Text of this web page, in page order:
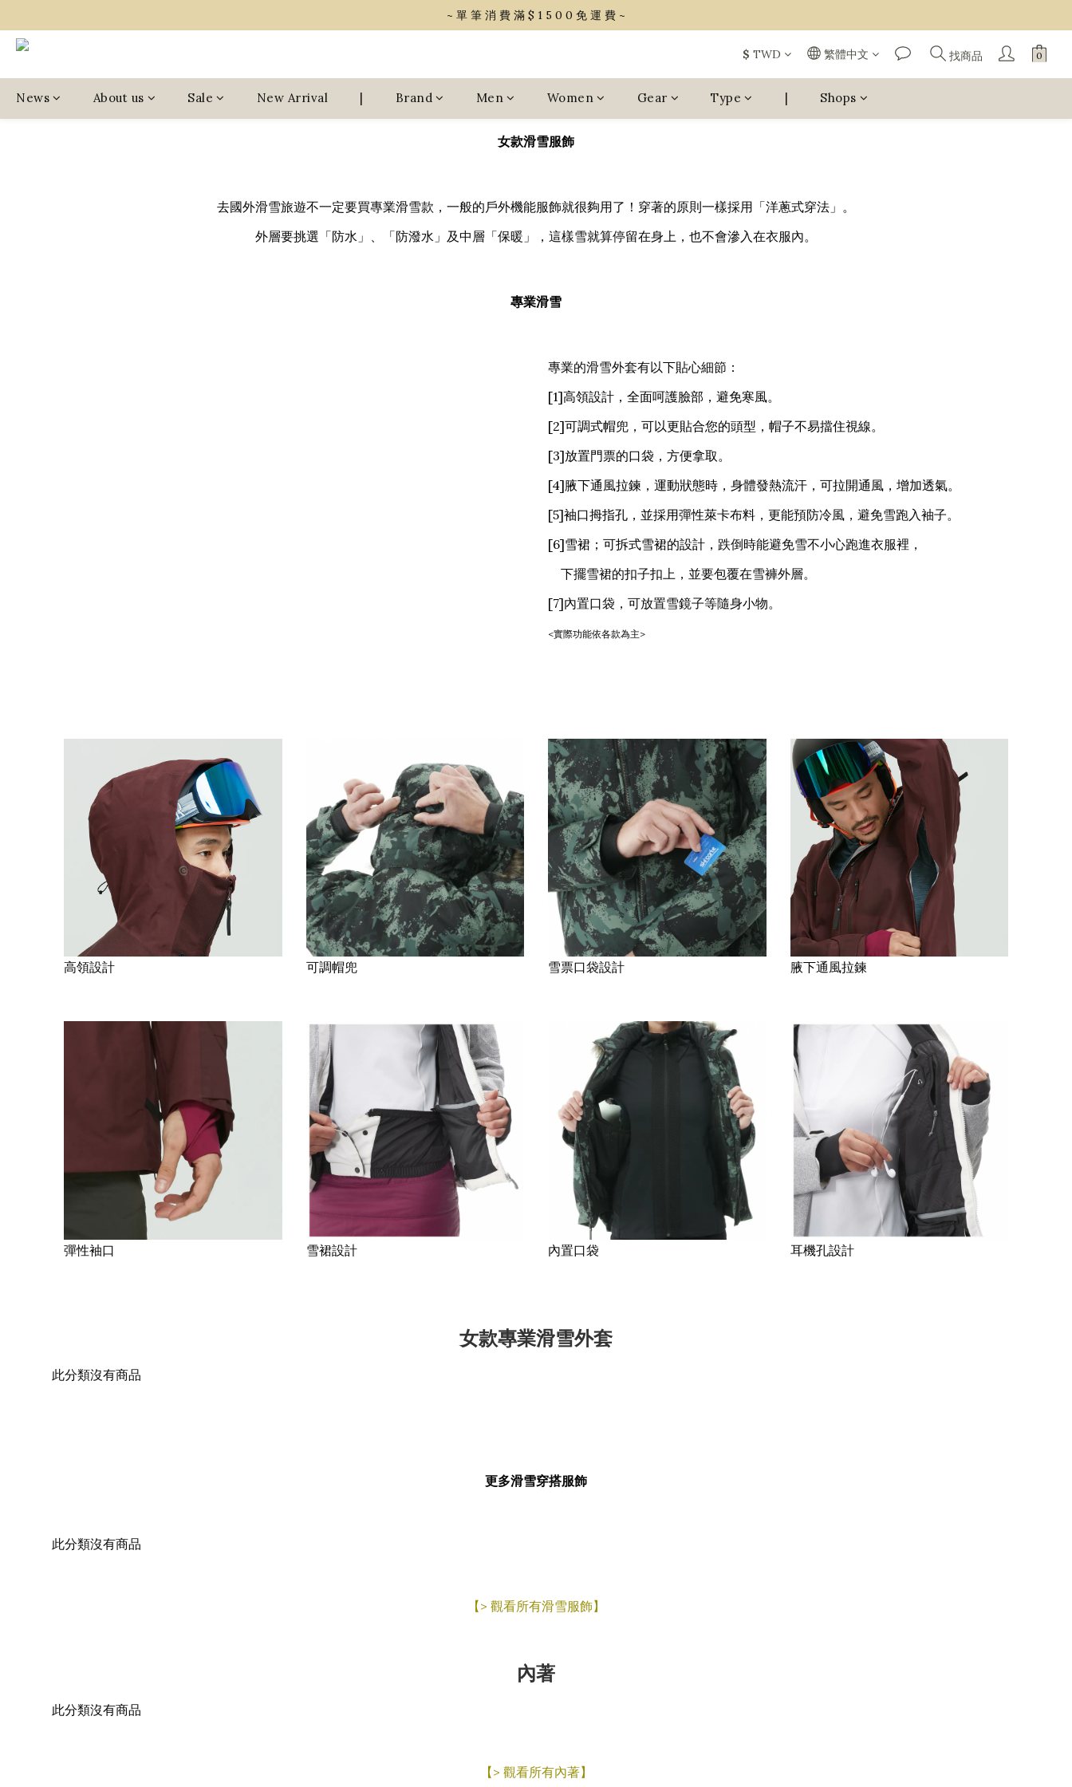
~ 單 筆 消 費 滿 $ 1 5 0 0 免 運 費 ~
~ 單 筆 消 費 滿 $ 1 5 0 0 免 運 費 ~
~ 單 筆 消 費 滿 $ 1 5 0 0 免 運 費 ~
$ TWD 繁體中文 找商品
News About us Sale New Arrival | Brand Men Women Gear Type | Shops
女款滑雪服飾
去國外滑雪旅遊不一定要買專業滑雪款，一般的戶外機能服飾就很夠用了！穿著的原則一樣採用「洋蔥式穿法」。
外層要挑選「防水」、「防潑水」及中層「保暖」，這樣雪就算停留在身上，也不會滲入在衣服內。
專業滑雪
專業的滑雪外套有以下貼心細節：
[1]高領設計，全面呵護臉部，避免寒風。
[2]可調式帽兜，可以更貼合您的頭型，帽子不易擋住視線。
[3]放置門票的口袋，方便拿取。
[4]腋下通風拉鍊，運動狀態時，身體發熱流汗，可拉開通風，增加透氣。
[5]袖口拇指孔，並採用彈性萊卡布料，更能預防冷風，避免雪跑入袖子。
[6]雪裙；可拆式雪裙的設計， 跌倒時能避免雪不小心跑進衣服裡，
下擺雪裙的扣子扣上，並要包覆在雪褲外層。
[7]內置口袋，可放置雪鏡子等隨身小物。
<實際功能依各款為主>
高領設計 可調帽兜 雪票口袋設計 腋下通風拉鍊
彈性袖口 雪裙設計 內置口袋 耳機孔設計
女款專業滑雪外套
此分類沒有商品
更多滑雪穿搭服飾
此分類沒有商品
【> 觀看所有滑雪服飾】
內著
此分類沒有商品
【> 觀看所有內著】